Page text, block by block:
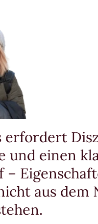
erfordert
und einen
–
aus dem